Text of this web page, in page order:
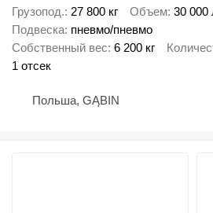
Грузопод. 27 800 кг Объем 30 000
Подвеска пневмо/пневмо
Собственный вес 6 200 кг
1 отсек
Польша, GĄBIN